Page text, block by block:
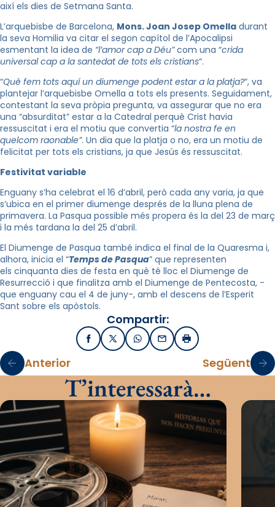
així els dies de Setmana Santa.
L’arquebisbe de Barcelona, Mons. Joan Josep Omella durant
la seva Homilia va citar el segon capítol de l’Apocalipsi
esmentant la idea de “l’amor cap a Déu”com una “crida
universal cap a la santedat de tots els cristians“.
“Què fem tots aquí un diumenge podent estar a la platja?“, va
plantejar l’arquebisbe Omella a tots els presents. Seguidament,
contestant la seva pròpia pregunta, va assegurar que no era
una “absurditat” estar a la Catedral perquè Crist havia
ressuscitat i era el motiu que convertia “la nostra fe en
quelcom raonable”. Un dia que la platja o no, era un motiu de
felicitat per tots els cristians, ja que Jesús és ressuscitat.
Festivitat variable
Enguany s’ha celebrat el 16 d’abril, però cada any varia, ja que
s’ubica en el primer diumenge després de la lluna plena de
primavera. La Pasqua possible més propera és la del 23 de març
i la més tardana la del 25 d’abril.
El Diumenge de Pasqua també indica el final de la Quaresma i,
alhora, inicia el “Temps de Pasqua” que representen
els cinquanta dies de festa en què té lloc el Diumenge de
Resurrecció i que finalitza amb el Diumenge de Pentecosta, -
que enguany cau el 4 de juny-, amb el descens de l’Esperit
Sant sobre els apòstols.
Compartir:
FacebookX / TwitterWhatsApp
EmailImprimir
Anterior Següent
T’interessarà…